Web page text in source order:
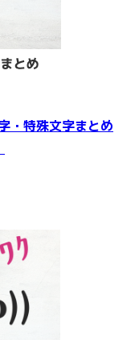
・特殊文字まとめ